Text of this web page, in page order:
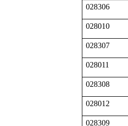
028306
028010
028307
028011
028308
028012
028309